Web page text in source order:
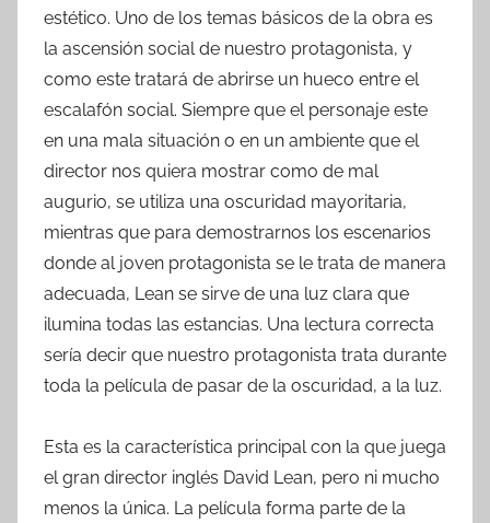
estético. Uno de los temas básicos de la obra es
la ascensión social de nuestro protagonista, y
como este tratará de abrirse un hueco entre el
escalafón social. Siempre que el personaje este
en una mala situación o en un ambiente que el
director nos quiera mostrar como de mal
augurio, se utiliza una oscuridad mayoritaria,
mientras que para demostrarnos los escenarios
donde al joven protagonista se le trata de manera
adecuada, Lean se sirve de una luz clara que
ilumina todas las estancias. Una lectura correcta
sería decir que nuestro protagonista trata durante
toda la película de pasar de la oscuridad, a la luz.
Esta es la característica principal con la que juega
el gran director inglés David Lean, pero ni mucho
menos la única. La película forma parte de la